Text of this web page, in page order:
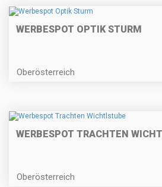
WERBESPOT OPTIK STURM
Oberösterreich
WERBESPOT TRACHTEN
Oberösterreich